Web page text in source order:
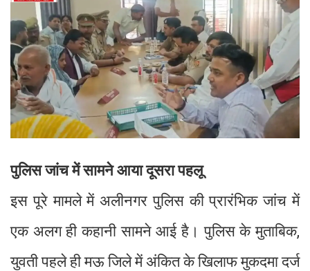
पुलिस जांच में सामने आया दूसरा पहलू
इस पूरे मामले में अलीनगर पुलिस की प्रारंभिक जांच में
एक अलग ही कहानी सामने आई है। पुलिस के मुताबिक,
युवती पहले ही मऊ जिले में अंकित के खिलाफ मुकदमा दर्ज